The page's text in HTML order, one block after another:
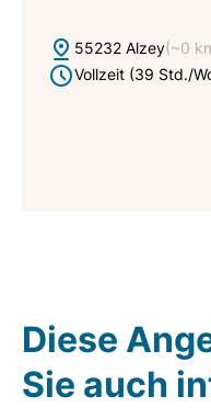
55232 Alzey(~0
Vollzeit (39 Std./
Diese
Sie auch